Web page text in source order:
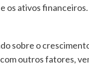
os ativos financeiros.
sobre o
outros fatores,